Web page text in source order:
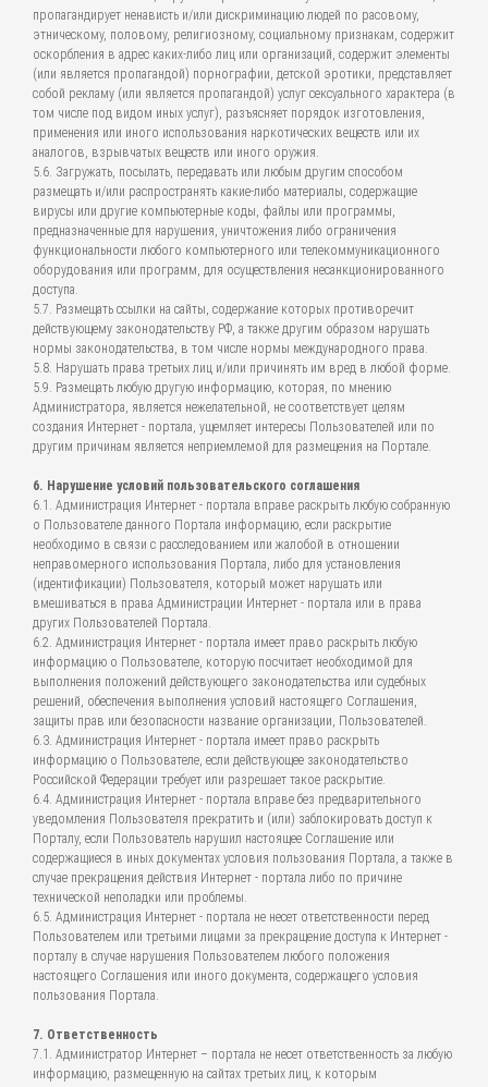
пропагандирует ненависть и/или дискриминацию людей по расовому,
этническому, половому, религиозному, социальному признакам, содержит
оскорбления в адрес каких-либо лиц или организаций, содержит элементы
(или является пропагандой) порнографии, детской эротики, представляет
собой рекламу (или является пропагандой) услуг сексуального характера (в
том числе под видом иных услуг), разъясняет порядок изготовления,
применения или иного использования наркотических веществ или их
аналогов, взрывчатых веществ или иного оружия.
5.6. Загружать, посылать, передавать или любым другим способом
размещать и/или распространять какие-либо материалы, содержащие
вирусы или другие компьютерные коды, файлы или программы,
предназначенные для нарушения, уничтожения либо ограничения
функциональности любого компьютерного или телекоммуникационного
оборудования или программ, для осуществления несанкционированного
доступа.
5.7. Размещать ссылки на сайты, содержание которых противоречит
действующему законодательству РФ, а также другим образом нарушать
нормы законодательства, в том числе нормы международного права.
5.8. Нарушать права третьих лиц и/или причинять им вред в любой форме.
5.9. Размещать любую другую информацию, которая, по мнению
Администратора, является нежелательной, не соответствует целям
создания Интернет - портала, ущемляет интересы Пользователей или по
другим причинам является неприемлемой для размещения на Портале.
6. Нарушение условий пользовательского соглашения
6.1. Администрация Интернет - портала вправе раскрыть любую собранную
о Пользователе данного Портала информацию, если раскрытие
необходимо в связи с расследованием или жалобой в отношении
неправомерного использования Портала, либо для установления
(идентификации) Пользователя, который может нарушать или
вмешиваться в права Администрации Интернет - портала или в права
других Пользователей Портала.
6.2. Администрация Интернет - портала имеет право раскрыть любую
информацию о Пользователе, которую посчитает необходимой для
выполнения положений действующего законодательства или судебных
решений, обеспечения выполнения условий настоящего Соглашения,
защиты прав или безопасности название организации, Пользователей.
6.3. Администрация Интернет - портала имеет право раскрыть
информацию о Пользователе, если действующее законодательство
Российской Федерации требует или разрешает такое раскрытие.
6.4. Администрация Интернет - портала вправе без предварительного
уведомления Пользователя прекратить и (или) заблокировать доступ к
Порталу, если Пользователь нарушил настоящее Соглашение или
содержащиеся в иных документах условия пользования Портала, а также в
случае прекращения действия Интернет - портала либо по причине
технической неполадки или проблемы.
6.5. Администрация Интернет - портала не несет ответственности перед
Пользователем или третьими лицами за прекращение доступа к Интернет -
порталу в случае нарушения Пользователем любого положения
настоящего Соглашения или иного документа, содержащего условия
пользования Портала.
7. Ответственность
7.1. Администратор Интернет – портала не несет ответственность за любую
информацию, размещенную на сайтах третьих лиц, к которым